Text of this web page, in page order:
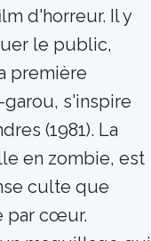
d'horreur. Il y
le public,
première
s'inspire
(1981). La
en zombie, est
culte que
par cœur.